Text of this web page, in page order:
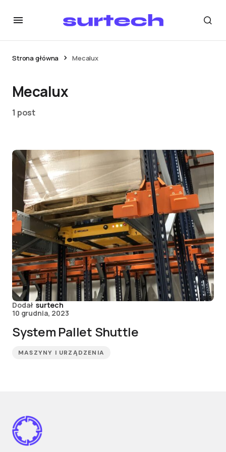
Strona główna Mecalux
Mecalux
1 post
Dodał surtech
10 grudnia, 2023
System Pallet Shuttle
MASZYNY I URZĄDZENIA